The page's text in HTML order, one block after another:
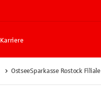
Karriere
OstseeSparkasse Rostock